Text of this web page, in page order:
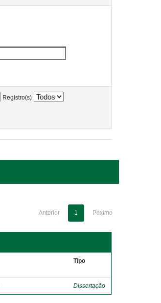
Registro(s)
Anterior 1 Póximo
Tipo
Dissertação